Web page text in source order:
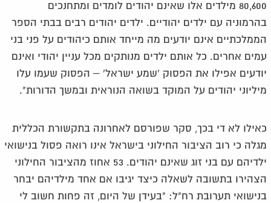
80,600 מילדים אלו שאינם יהודים לומדים ומתחנכים
בהרמוניה עם ילדים יהודיים. ילדים יהודים רבים בבתי הספר
הממלכתיים אינם יודעים מה מייחד אותם כיהודים על פני בני
עמים אחרים. כל אותם ילדים מנותקים מכל עניין יהודי ואינם
יודעים אפילו את הפסוק 'שמע ישראל' – הפסוק שעמו עלו
מיליוני יהודים על המוקד בשואה הנוראית ובמשך הדורות".
כאילו לא די בכך, סקר שפורסם לאחרונה בתקשורת הכללית
מגלה כי רוב הציבור החילוני בישראל אינו רואה פסול בנישואי
ילדיהם עם בני זוג שאינם יהודים. 53 אחוז מהציבור החילוני
הצהירו בתשובה לשאלה כיצד יגיבו אם אחד מילדיהם יבחר
בנישואי תערובת רח"ל: "בעידן של היום, זה פחות חשוב לי